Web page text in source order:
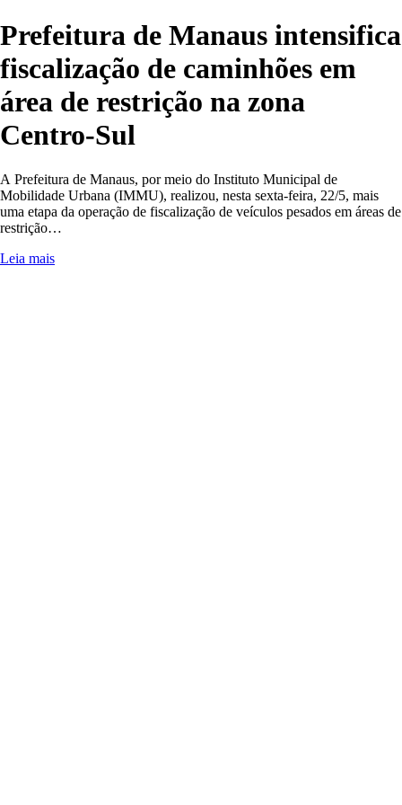
Prefeitura de Manaus intensifica
fiscalização de caminhões em
área de restrição na zona
Centro-Sul
A Prefeitura de Manaus, por meio do Instituto Municipal de
Mobilidade Urbana (IMMU), realizou, nesta sexta-feira, 22/5, mais
uma etapa da operação de fiscalização de veículos pesados em áreas de
restrição…
Leia mais